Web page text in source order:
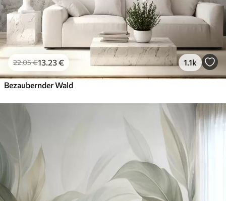
22.05€13 .23€ 1.1k
Bezaubernder Wald